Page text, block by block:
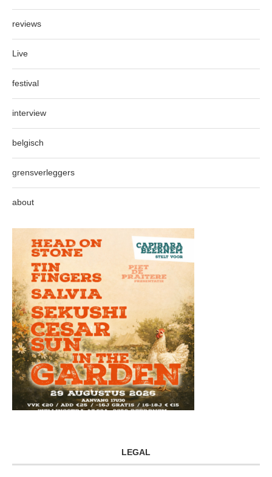
reviews
Live
festival
interview
belgisch
grensverleggers
about
LEGAL